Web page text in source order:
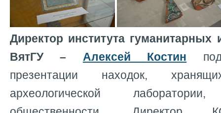
Директор института
ВятГУ – Алексей Костин
презентации находок,
археологической